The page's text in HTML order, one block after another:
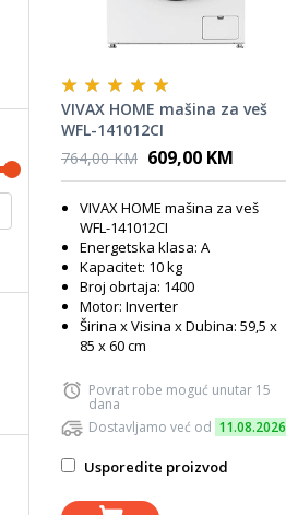
VIVAX HOME mašina za veš
WFL-141012CI
764,00 KM 609,00 KM
VIVAX HOME mašina za veš
WFL-141012CI
Energetska klasa: A
Kapacitet: 10 kg
Broj obrtaja: 1400
Motor: Inverter
Širina x Visina x Dubina: 59,5 x
85 x 60 cm
Povrat robe moguć unutar 15
dana
Dostavljamo već od 11.08.2026
Usporedite proizvod